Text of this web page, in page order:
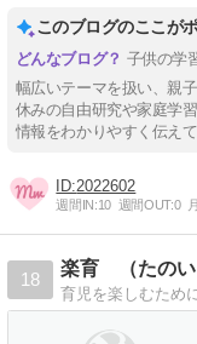
このブログのここが
子供の学
幅広いテーマを扱い、親
休みの自由研究や家庭学
情報をわかりやすく伝えて
2022602
週間IN:10 週間OUT:0
18
楽育 （たのい
育児を楽しむため